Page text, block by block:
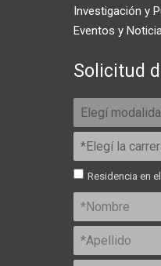
Investigación y
Eventos y
Solicitud
Residencia en